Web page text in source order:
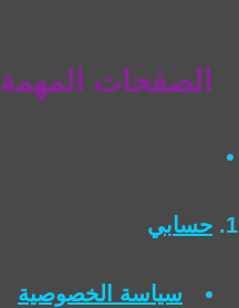
الصفحات المهمة
حسابي
سياسة الخصوصية